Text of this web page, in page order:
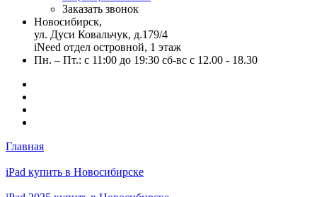
Заказать звонок
Новосибирск,
ул. Дуси Ковальчук, д.179/4
iNeed отдел островной, 1 этаж
Пн. – Пт.: с 11:00 до 19:30 сб-вс с 12.00 - 18.30
Главная
iPad купить в Новосибирске